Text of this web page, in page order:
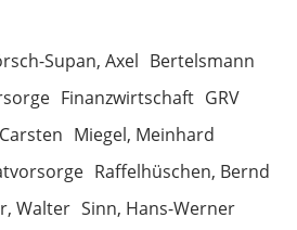
Supan, Axel Bertelsmann
Finanzwirtschaft GRV
Miegel, Meinhard
Raffelhüschen, Bernd
Walter Sinn, Hans-Werner